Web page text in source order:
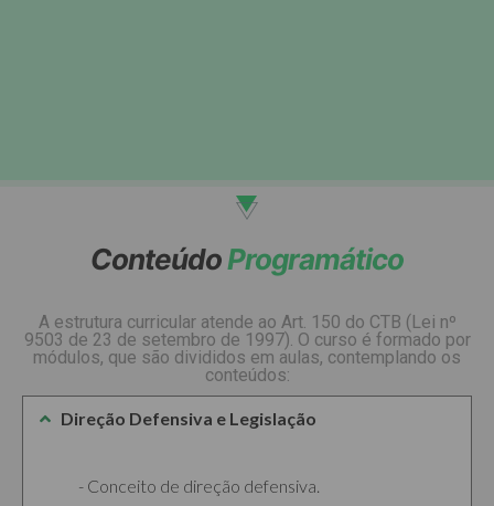
ConteúdoProgramático
A estrutura curricular atende ao Art. 150 do CTB (Lei nº
9503 de 23 de setembro de 1997). O curso é formado por
módulos, que são divididos em aulas, contemplando os
conteúdos:
Direção Defensiva e Legislação
Conceito de direção defensiva.